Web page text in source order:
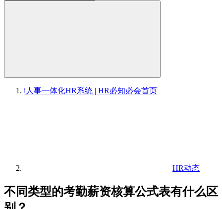
i人事一体化HR系统 | HR必知必会首页
HR动态
不同类型的考勤薪资核算公式表有什么区